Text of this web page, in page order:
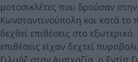
μοτοσικλέτες που δρούσαν στην
Κωνσταντινούπολη και κατά το
δεχθεί επιθέσεις στο εξωτερικό.
επιθέσεις είχαν δεχτεί
Γιλμάζ στην Αμπχαζία, ο Εντίπ